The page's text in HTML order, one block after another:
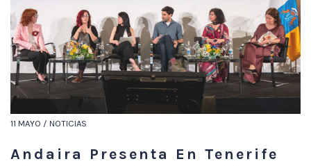
11 MAYO / NOTICIAS
Andaira Presenta En Tenerife